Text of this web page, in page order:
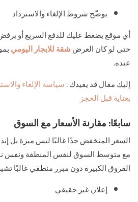
يوضّح شروط الإلغاء والاسترداد
أي موقع يضغط عليك للدفع السريع أو
حتى لو كان العرضشقة للايجار اليومي
عنده.
إليك مقال قد يفيدك :سياسة الإلغاء
بعناية قبل الحجز
سابعًا: مقارنة الأسعار مع السوق
السعر المنخفض جدًا غالبًا ليس ميزة بل
مع متوسط السوق لنفس المنطقة ونفس
الفروق الكبيرة دون مبرر منطقي غالبًا
إعلان غير حقيقي